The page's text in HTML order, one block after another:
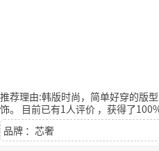
推荐理由:韩版时尚，简单好穿的版
饰。
目前已有1人评价 ，获得了
品牌 ：芯奢